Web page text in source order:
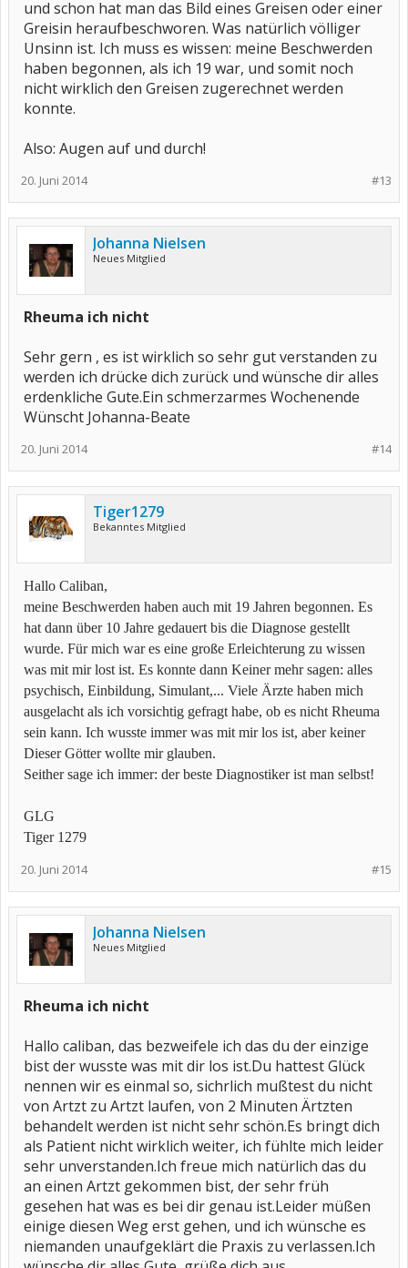
und schon hat man das Bild eines Greisen oder einer
Greisin heraufbeschworen. Was natürlich völliger
Unsinn ist. Ich muss es wissen: meine Beschwerden
haben begonnen, als ich 19 war, und somit noch
nicht wirklich den Greisen zugerechnet werden
konnte.
Also: Augen auf und durch!
#13
20. Juni 2014
Johanna Nielsen
Neues Mitglied
Rheuma ich nicht
Sehr gern , es ist wirklich so sehr gut verstanden zu
werden ich drücke dich zurück und wünsche dir alles
erdenkliche Gute.Ein schmerzarmes Wochenende
Wünscht Johanna-Beate
#14
20. Juni 2014
Tiger1279
Bekanntes Mitglied
Hallo Caliban,
meine Beschwerden haben auch mit 19 Jahren begonnen. Es
hat dann über 10 Jahre gedauert bis die Diagnose gestellt
wurde. Für mich war es eine große Erleichterung zu wissen
was mit mir lost ist. Es konnte dann Keiner mehr sagen: alles
psychisch, Einbildung, Simulant,... Viele Ärzte haben mich
ausgelacht als ich vorsichtig gefragt habe, ob es nicht Rheuma
sein kann. Ich wusste immer was mit mir los ist, aber keiner
Dieser Götter wollte mir glauben.
Seither sage ich immer: der beste Diagnostiker ist man selbst!
GLG
Tiger 1279
#15
20. Juni 2014
Johanna Nielsen
Neues Mitglied
Rheuma ich nicht
Hallo caliban, das bezweifele ich das du der einzige
bist der wusste was mit dir los ist.Du hattest Glück
nennen wir es einmal so, sichrlich mußtest du nicht
von Artzt zu Artzt laufen, von 2 Minuten Ärtzten
behandelt werden ist nicht sehr schön.Es bringt dich
als Patient nicht wirklich weiter, ich fühlte mich leider
sehr unverstanden.Ich freue mich natürlich das du
an einen Artzt gekommen bist, der sehr früh
gesehen hat was es bei dir genau ist.Leider müßen
einige diesen Weg erst gehen, und ich wünsche es
niemanden unaufgeklärt die Praxis zu verlassen.Ich